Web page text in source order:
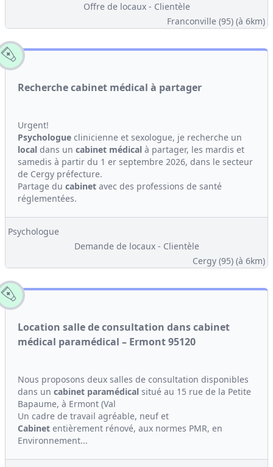
Offre de locaux - Clientèle
Franconville (95) (à 6km)
Recherche cabinet médical à partager
Urgent!
Psychologue clinicienne et sexologue, je recherche un
local dans un cabinet médical à partager, les mardis et
samedis à partir du 1 er septembre 2026, dans le secteur
de Cergy préfecture.
Partage du cabinet avec des professions de santé
réglementées.
Psychologue
Demande de locaux - Clientèle
Cergy (95) (à 6km)
Location salle de consultation dans cabinet
médical paramédical – Ermont 95120
Nous proposons deux salles de consultation disponibles
dans un cabinet paramédical situé au 15 rue de la Petite
Bapaume, à Ermont (Val
Un cadre de travail agréable, neuf et
Cabinet entièrement rénové, aux normes PMR, en
Environnement...